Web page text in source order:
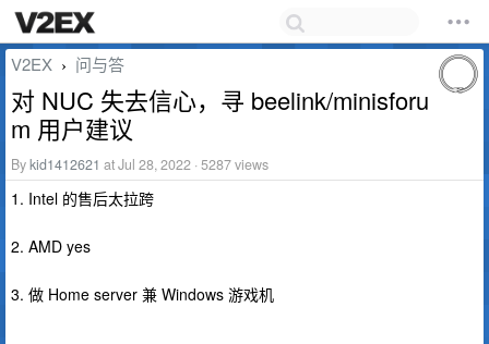
V2EX › 问与答
对 NUC 失去信心，寻 beelink/minisforu
m 用户建议
Bykid1412621 at Jul 28, 2022 · 5287 views
1. Intel 的售后太拉跨
2. AMD yes
3. 做 Home server 兼 Windows 游戏机